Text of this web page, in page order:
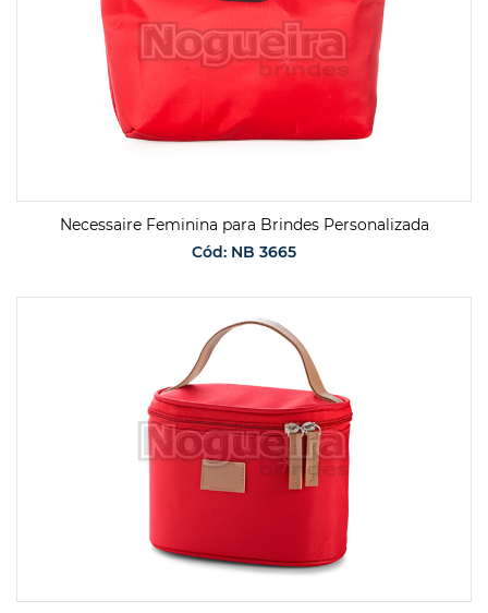
Necessaire Feminina para Brindes Personalizada
Cód: NB 3665
SOLICITAR ORÇAMENTO